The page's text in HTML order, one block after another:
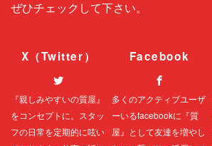
ぜひチェックして下さい。
X（Twitter）
『親しみやすいの質屋』
をコンセプトに。スタッ
フの日常を定期的に呟い
Facebook
多くのアクティブユーザ
ーいるfacebookに『質
屋』として友達を増やし